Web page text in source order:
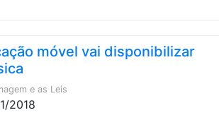
móvel vai disponibilizar
e as Leis
2018